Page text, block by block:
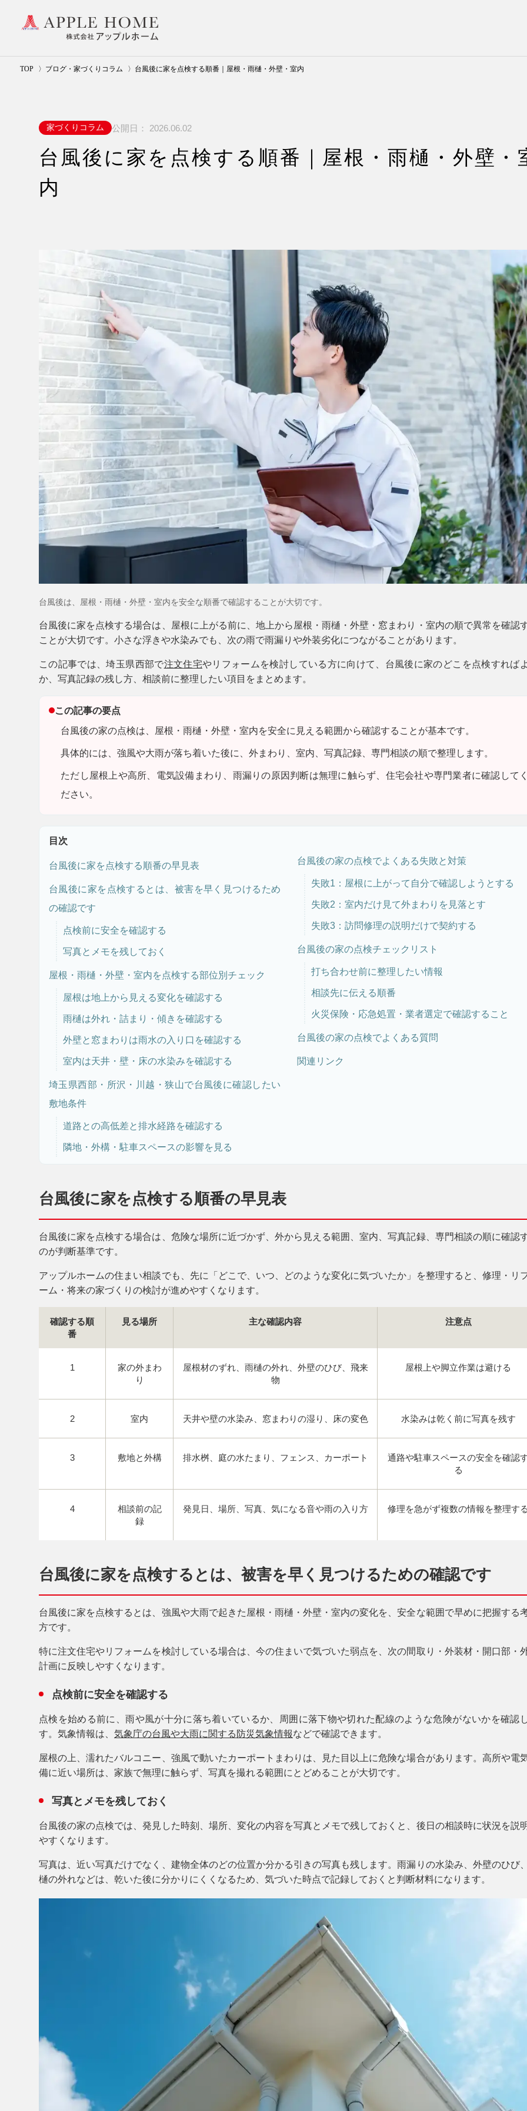
TOP ブログ・家づくりコラム 台風後に家を点検する順番｜屋根・雨樋・外壁・室内
家づくりコラム 公開日： 2026.06.02
台風後に家を点検する順番｜屋根・雨樋・外壁・
内
台風後は、屋根・雨樋・外壁・室内を安全な順番で確認することが大切です。
台風後に家を点検する場合は、屋根に上がる前に、地上から屋根・雨樋・外壁・窓まわり・室内の順で異常を確認
ことが大切です。小さな浮きや水染みでも、次の雨で雨漏りや外装劣化につながることがあります。
この記事では、埼玉県西部で注文住宅やリフォームを検討している方に向けて、台風後に家のどこを点検すれば
か、写真記録の残し方、相談前に整理したい項目をまとめます。
この記事の要点
台風後の家の点検は、屋根・雨樋・外壁・室内を安全に見える範囲から確認することが基本です。
具体的には、強風や大雨が落ち着いた後に、外まわり、室内、写真記録、専門相談の順で整理します。
ただし 屋根上や高所、電気設備まわり、雨漏りの原因判断は無理に触らず、住宅会社や専門業者に確認して
ださい。
目次
台風後に家を点検する順番の早見表
台風後に家を点検するとは、被害を早く見つけるため
の確認です
点検前に安全を確認する
写真とメモを残しておく
屋根・雨樋・外壁・室内を点検する部位別チェック
屋根は地上から見える変化を確認する
雨樋は外れ・詰まり・傾きを確認する
外壁と窓まわりは雨水の入り口を確認する
室内は天井・壁・床の水染みを確認する
埼玉県西部・所沢・川越・狭山で台風後に確認したい
敷地条件
道路との高低差と排水経路を確認する
隣地・外構・駐車スペースの影響を見る
台風後の家の点検でよくある失敗と対策
失敗1：屋根に上がって自分で確認しようとする
失敗2：室内だけ見て外まわりを見落とす
失敗3：訪問修理の説明だけで契約する
台風後の家の点検チェックリスト
打ち合わせ前に整理したい情報
相談先に伝える順番
火災保険・応急処置・業者選定で確認すること
台風後の家の点検でよくある質問
関連リンク
台風後に家を点検する順番の早見表
台風後に家を点検する場合は、危険な場所に近づかず、外から見える範囲、室内、写真記録、専門相談の順に確認
のが判断基準です。
アップルホームの住まい相談でも、先に「どこで、いつ、どのような変化に気づいたか」を整理すると、修理・リ
ーム・将来の家づくりの検討が進めやすくなります。
確認する順
番
見る場所 主な確認内容 注意点
1
家の外まわ
り
屋根材のずれ、雨樋の外れ、外壁のひび、飛来
物
屋根上や脚立作業は避ける
2 室内 天井や壁の水染み、窓まわりの湿り、床の変色 水染みは乾く前に写真を残す
3 敷地と外構 排水桝、庭の水たまり、フェンス、カーポート
通路や駐車スペースの安全を確認
る
4
相談前の記
録
発見日、場所、写真、気になる音や雨の入り方 修理を急がず複数の情報を整理す
台風後に家を点検するとは、被害を早く見つけるための確認です
台風後に家を点検するとは、強風や大雨で起きた屋根・雨樋・外壁・室内の変化を、安全な範囲で早めに把握する
方です。
特に注文住宅やリフォームを検討している場合は、今の住まいで気づいた弱点を、次の間取り・外装材・開口部・
計画に反映しやすくなります。
点検前に安全を確認する
点検を始める前に、雨や風が十分に落ち着いているか、周囲に落下物や切れた配線のような危険がないかを確認
す。気象情報は、 気象庁の台風や大雨に関する防災気象情報などで確認できます。
屋根の上、濡れたバルコニー、強風で動いたカーポートまわりは、見た目以上に危険な場合があります。高所や電
備に近い場所は、家族で無理に触らず、写真を撮れる範囲にとどめることが大切です。
写真とメモを残しておく
台風後の家の点検では、発見した時刻、場所、変化の内容を写真とメモで残しておくと、後日の相談時に状況を説
やすくなります。
写真は、近い写真だけでなく、建物全体のどの位置か分かる引きの写真も残します。雨漏りの水染み、外壁のひび
樋の外れなどは、乾いた後に分かりにくくなるため、気づいた時点で記録しておくと判断材料になります。